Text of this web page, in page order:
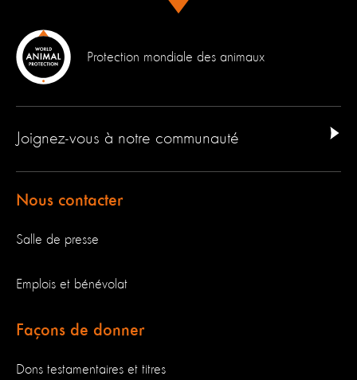
Protection mondiale des animaux
Joignez-vous à notre communauté
Nous contacter
Salle de presse
Emplois et bénévolat
Façons de donner
Dons testamentaires et titres